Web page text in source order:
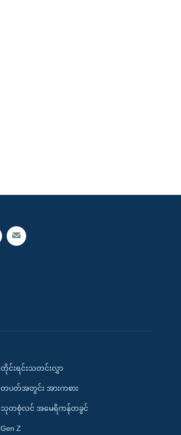
တိုင်းရင်းသတင်းလွှာ
တပတ်အတွင်း အားကစား
သုတစုံလင် အမေရိကန်တခွင်
Gen Z